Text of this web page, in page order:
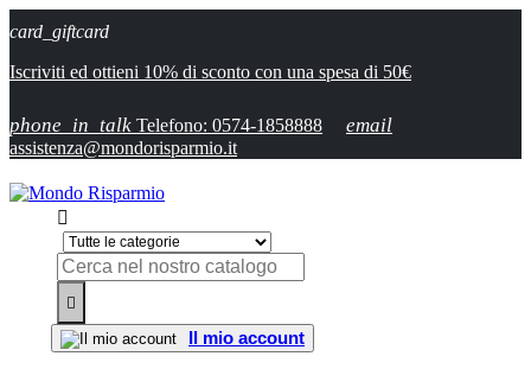
card_giftcard
Iscriviti ed ottieni 10% di sconto con una spesa di 50€
phone_in_talk Telefono: 0574-1858888 email
assistenza@mondorisparmio.it


Il mio account